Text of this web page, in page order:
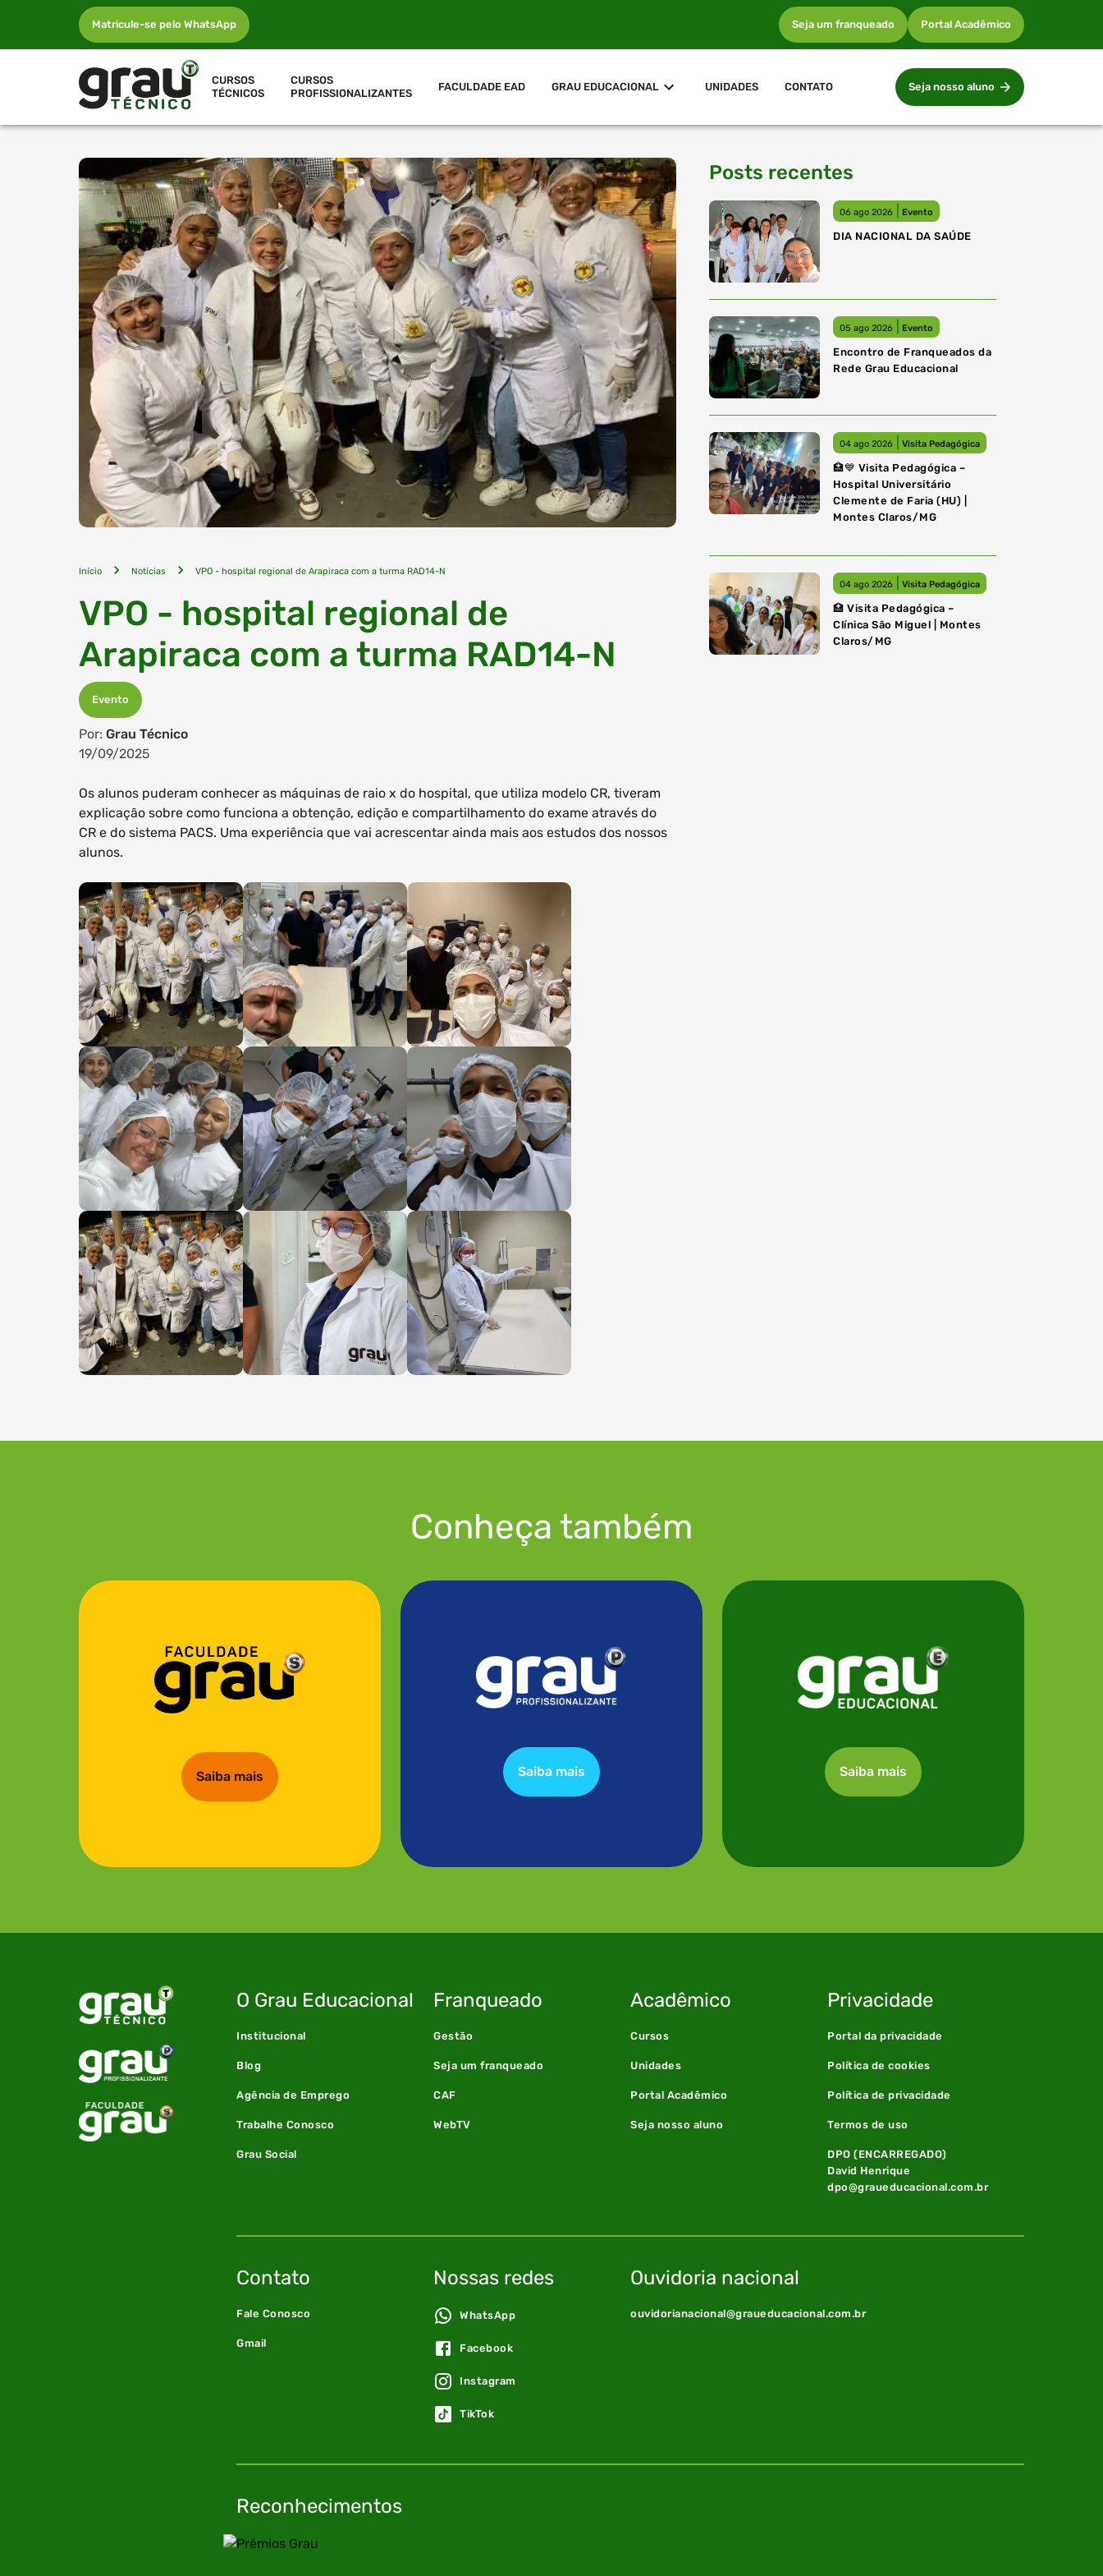
Matricule-se pelo WhatsApp Seja um franqueado Portal Acadêmico
CURSOS
TÉCNICOS
CURSOS
PROFISSIONALIZANTES
FACULDADE EAD GRAU EDUCACIONAL UNIDADES CONTATO Seja nosso aluno
Início Notícias VPO - hospital regional de Arapiraca com a turma RAD14-N
VPO - hospital regional de
Arapiraca com a turma RAD14-N
Evento
Por: Grau Técnico
19/09/2025
Os alunos puderam conhecer as máquinas de raio x do hospital, que utiliza modelo CR, tiveram
explicação sobre como funciona a obtenção, edição e compartilhamento do exame através do
CR e do sistema PACS. Uma experiência que vai acrescentar ainda mais aos estudos dos nossos
alunos.
Posts recentes
06 ago 2026 Evento
DIA NACIONAL DA SAÚDE
05 ago 2026 Evento
Encontro de Franqueados da
Rede Grau Educacional
04 ago 2026 Visita Pedagógica
🏥💙 Visita Pedagógica –
Hospital Universitário
Clemente de Faria (HU) |
Montes Claros/MG
04 ago 2026 Visita Pedagógica
🏥 Visita Pedagógica –
Clínica São Miguel | Montes
Claros/MG
Conheça também
Saiba mais Saiba mais Saiba mais
O Grau Educacional
Institucional
Blog
Agência de Emprego
Trabalhe Conosco
Grau Social
Franqueado
Gestão
Seja um franqueado
CAF
WebTV
Acadêmico
Cursos
Unidades
Portal Acadêmico
Seja nosso aluno
Privacidade
Portal da privacidade
Política de cookies
Política de privacidade
Termos de uso
DPO (ENCARREGADO)
David Henrique
dpo@graueducacional.com.br
Contato
Fale Conosco
Gmail
Nossas redes
WhatsApp
Facebook
Instagram
TikTok
Ouvidoria nacional
ouvidorianacional@graueducacional.com.br
Reconhecimentos